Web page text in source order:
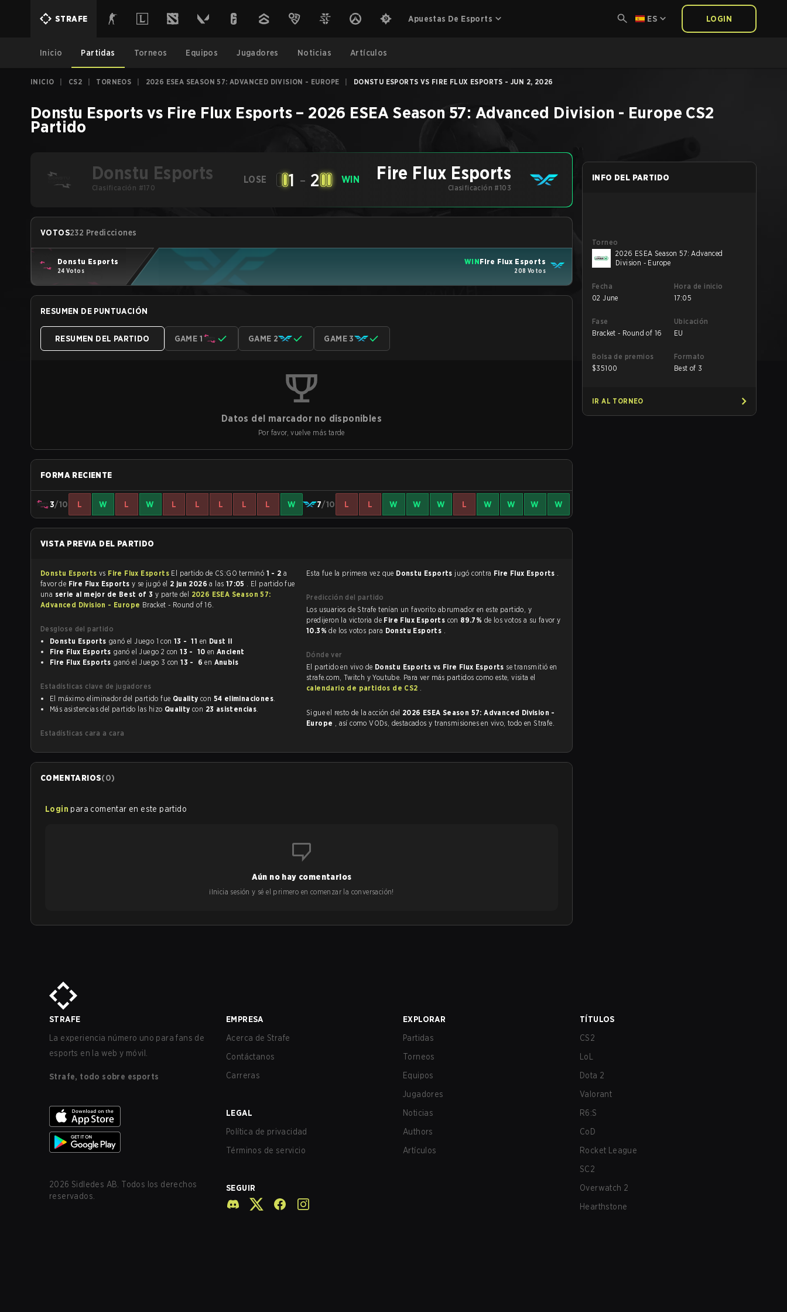
STRAFE Apuestas De Esports ES LOGIN
Inicio Partidas Torneos Equipos Jugadores Noticias Artículos
INICIO CS2 TORNEOS 2026 ESEA SEASON 57: ADVANCED DIVISION - EUROPE DONSTU ESPORTS VS FIRE FLUX ESPORTS - JUN 2, 2026
Donstu Esports vs Fire Flux Esports – 2026 ESEA Season 57: Advanced Division - Europe CS2
Partido
Donstu Esports
Clasificación #170
LOSE 1 - 2 WIN Fire Flux Esports
Clasificación #103
VOTOS232 Predicciones
Donstu Esports
24 Votos
WINFire Flux Esports
208 Votos
RESUMEN DE PUNTUACIÓN
RESUMEN DEL PARTIDO GAME 1 GAME 2 GAME 3
Datos del marcador no disponibles
Por favor, vuelve más tarde
FORMA RECIENTE
3/10 L W L W L L L L L W 7/10 L L W W W L W W W W
VISTA PREVIA DEL PARTIDO
Donstu Esports vs Fire Flux Esports El partido de CS:GO terminó 1 - 2
favor de Fire Flux Esports y se jugó el 2 jun 2026a las 17:05 . El partido fue
una serie al mejor de Best of 3 y parte del 2026 ESEA Season 57:
Advanced Division - Europe Bracket - Round of 16.
Desglose del partido
Donstu Esports
ganó el Juego 1 con 13 - 11 en Dust II
Fire Flux Esports
ganó el Juego 2 con 13 - 10 en Ancient
Fire Flux Esports
ganó el Juego 3 con 13 - 6 en Anubis
Estadísticas clave de jugadores
El máximo eliminador del partido fue Quality con 54 eliminaciones.
Más asistencias del partido las hizo Quality con 23 asistencias.
Estadísticas cara a cara
Esta fue la primera vez que Donstu Esports jugó contra Fire Flux Esports .
Predicción del partido
Los usuarios de Strafe tenían un favorito abrumador en este partido, y
predijeron la victoria de Fire Flux Esports con 89.7% de los votos a su favor y
10.3%de los votos para Donstu Esports .
Dónde ver
El partido en vivo de Donstu Esports vs Fire Flux Esports se transmitió en
strafe.com, Twitch y Youtube. Para ver más partidos como este, visita el
calendario de partidos de CS2 .
Sigue el resto de la acción del 2026 ESEA Season 57: Advanced Division -
Europe
, así como VODs, destacados y transmisiones en vivo, todo en Strafe.
COMENTARIOS(0)
Login para comentar en este partido
Aún no hay comentarios
¡Inicia sesión y sé el primero en comenzar la conversación!
INFO DEL PARTIDO
Torneo
2026 ESEA Season 57: Advanced
Division - Europe
Fecha
02 June
Hora de inicio
17:05
Fase
Bracket - Round of 16
Ubicación
EU
Bolsa de premios
$35100
Formato
Best of 3
IR AL TORNEO
STRAFE
La experiencia número uno para fans de
esports en la web y móvil.
Strafe, todo sobre esports
2026 Sidledes AB. Todos los derechos
reservados.
EMPRESA
Acerca de Strafe
Contáctanos
Carreras
LEGAL
Política de privacidad
Términos de servicio
SEGUIR
EXPLORAR
Partidas
Torneos
Equipos
Jugadores
Noticias
Authors
Artículos
TÍTULOS
CS2
LoL
Dota 2
Valorant
R6:S
CoD
Rocket League
SC2
Overwatch 2
Hearthstone